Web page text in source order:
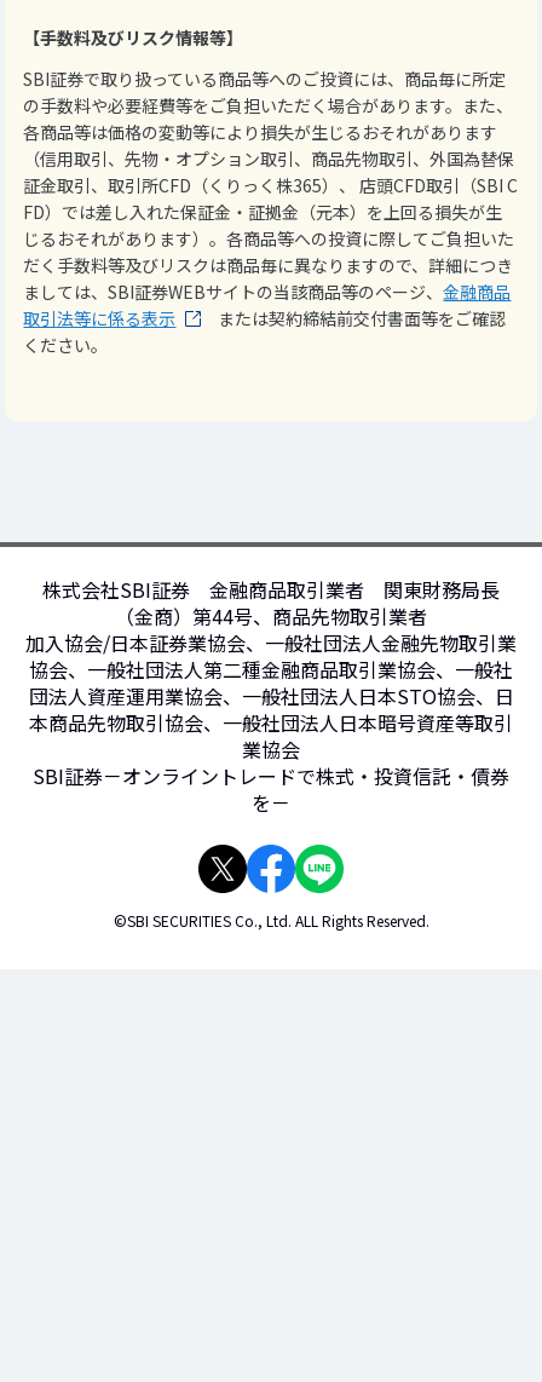
【手数料及びリスク情報等】
SBI証券で取り扱っている商品等へのご投資には、商品毎に所定
の手数料や必要経費等をご負担いただく場合があります。また、
各商品等は価格の変動等により損失が生じるおそれがあります
（信用取引、先物・オプション取引、商品先物取引、外国為替保
証金取引、取引所CFD（くりっく株365）、 店頭CFD取引（SBI C
FD）では差し入れた保証金・証拠金（元本）を上回る損失が生
じるおそれがあります）。各商品等への投資に際してご負担いた
だく手数料等及びリスクは商品毎に異なりますので、詳細につき
ましては、SBI証券WEBサイトの当該商品等のページ、金融商品
取引法等に係る表示
または契約締結前交付書面等をご確認
ください。
株式会社SBI証券 金融商品取引業者 関東財務局長
（金商）第44号、商品先物取引業者
加入協会/日本証券業協会、一般社団法人金融先物取引業
協会、一般社団法人第二種金融商品取引業協会、一般社
団法人資産運用業協会、一般社団法人日本STO協会、日
本商品先物取引協会、一般社団法人日本暗号資産等取引
業協会
SBI証券－オンライントレードで株式・投資信託・債券
を－
©SBI SECURITIES Co., Ltd. ALL Rights Reserved.